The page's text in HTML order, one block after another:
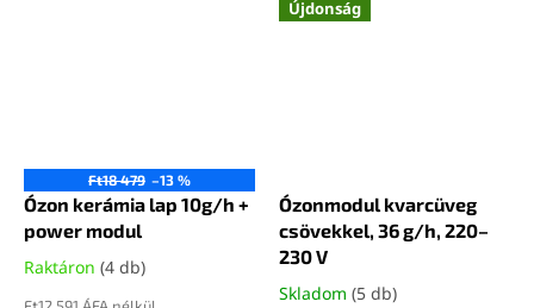
kiegészítőhosszabb távú
használathoz.
szabadon maradhatnak. A
megfigyeléshez.
Ft18 479 –13 %
Ózon kerámia lap 10g/h +
power modul
Raktáron (4 db)
Újdonság
Ózonmodul kvarcüveg
csövekkel, 36 g/h, 220–
230 V
Skladom (5 db)